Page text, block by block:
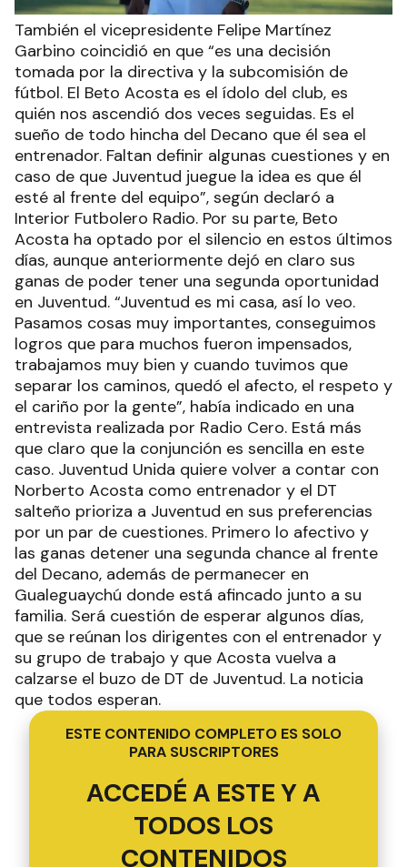
También el vicepresidente Felipe Martínez
Garbino coincidió en que “es una decisión
tomada por la directiva y la subcomisión de
fútbol. El Beto Acosta es el ídolo del club, es
quién nos ascendió dos veces seguidas. Es el
sueño de todo hincha del Decano que él sea el
entrenador. Faltan definir algunas cuestiones y en
caso de que Juventud juegue la idea es que él
esté al frente del equipo”, según declaró a
Interior Futbolero Radio. Por su parte, Beto
Acosta ha optado por el silencio en estos últimos
días, aunque anteriormente dejó en claro sus
ganas de poder tener una segunda oportunidad
en Juventud. “Juventud es mi casa, así lo veo.
Pasamos cosas muy importantes, conseguimos
logros que para muchos fueron impensados,
trabajamos muy bien y cuando tuvimos que
separar los caminos, quedó el afecto, el respeto y
el cariño por la gente”, había indicado en una
entrevista realizada por Radio Cero. Está más
que claro que la conjunción es sencilla en este
caso. Juventud Unida quiere volver a contar con
Norberto Acosta como entrenador y el DT
salteño prioriza a Juventud en sus preferencias
por un par de cuestiones. Primero lo afectivo y
las ganas detener una segunda chance al frente
del Decano, además de permanecer en
Gualeguaychú donde está afincado junto a su
familia. Será cuestión de esperar algunos días,
que se reúnan los dirigentes con el entrenador y
su grupo de trabajo y que Acosta vuelva a
calzarse el buzo de DT de Juventud. La noticia
que todos esperan.
ESTE CONTENIDO COMPLETO ES SOLO
PARA SUSCRIPTORES
ACCEDÉ A ESTE Y A
TODOS LOS
CONTENIDOS